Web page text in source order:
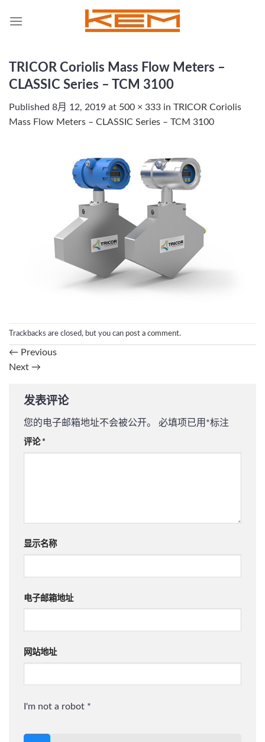
TRICOR Coriolis Mass Flow Meters –
CLASSIC Series – TCM 3100
Published 8月 12, 2019 at 500 × 333 in TRICOR Coriolis
Mass Flow Meters – CLASSIC Series – TCM 3100
Trackbacks are closed, but you can post a comment.
← Previous
Next →
发表评论
您的电子邮箱地址不会被公开。 必填项已用 *标注
评论 *
显示名称
电子邮箱地址
网站地址
I'm not a robot *